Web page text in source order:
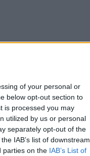
of your personal or
below opt-out section to
is processed you may
utilized by us or personal
separately opt-out of the
IAB’s list of downstream
parties on the IAB’s List of